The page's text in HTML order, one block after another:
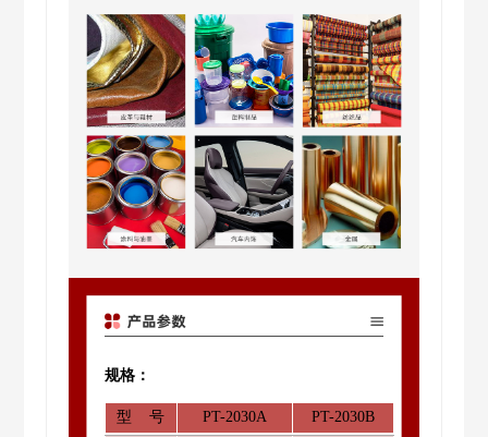
规格：
型 号 PT-2030A
PT-2030B